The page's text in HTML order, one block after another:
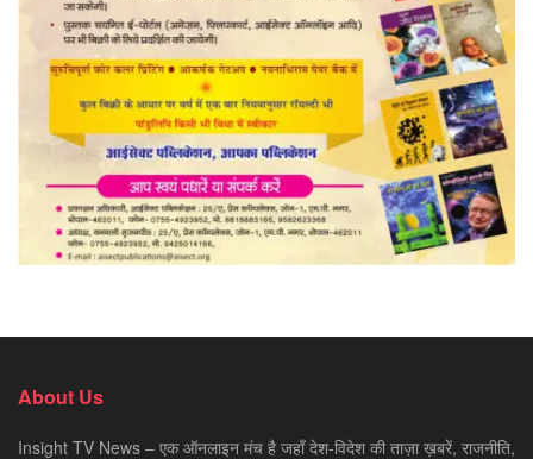
About Us
Insight TV News – एक ऑनलाइन मंच है जहाँ देश-विदेश की ताज़ा ख़बरें, राजनीति,